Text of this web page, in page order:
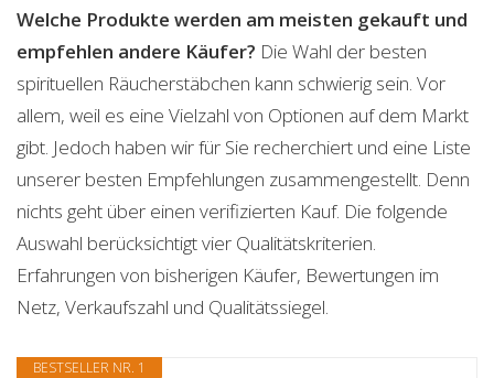
Welche Produkte werden am meisten gekauft und
empfehlen andere Käufer? Die Wahl der besten
spirituellen Räucherstäbchen kann schwierig sein. Vor
allem, weil es eine Vielzahl von Optionen auf dem Markt
gibt. Jedoch haben wir für Sie recherchiert und eine Liste
unserer besten Empfehlungen zusammengestellt. Denn
nichts geht über einen verifizierten Kauf. Die folgende
Auswahl berücksichtigt vier Qualitätskriterien.
Erfahrungen von bisherigen Käufer, Bewertungen im
Netz, Verkaufszahl und Qualitätssiegel.
BESTSELLER NR. 1